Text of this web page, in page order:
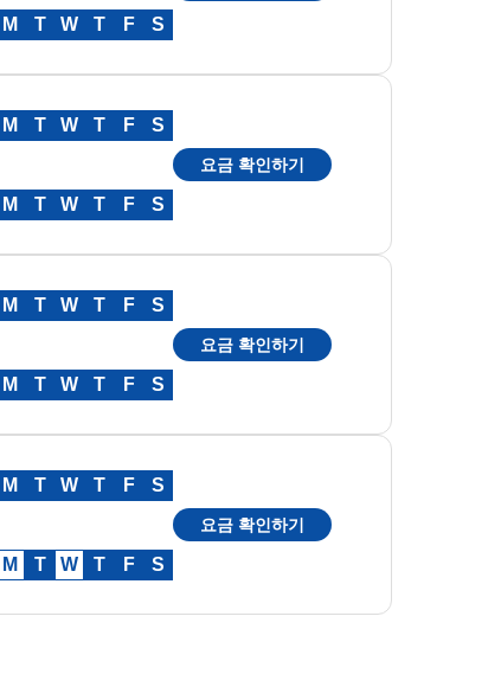
M T W T F S
M T W T F S
M T W T F S
요금 확인하기
M T W T F S
M T W T F S
요금 확인하기
M T W T F S
M T W T F S
요금 확인하기